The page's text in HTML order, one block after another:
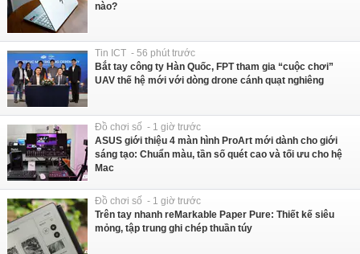
nào?
Tin ICT - 56 phút trước
Bắt tay công ty Hàn Quốc, FPT tham gia “cuộc chơi”
UAV thế hệ mới với dòng drone cánh quạt nghiêng
Đồ chơi số - 1 giờ trước
ASUS giới thiệu 4 màn hình ProArt mới dành cho giới
sáng tạo: Chuẩn màu, tần số quét cao và tối ưu cho hệ
Mac
Đồ chơi số - 1 giờ trước
Trên tay nhanh reMarkable Paper Pure: Thiết kế siêu
mỏng, tập trung ghi chép thuần túy